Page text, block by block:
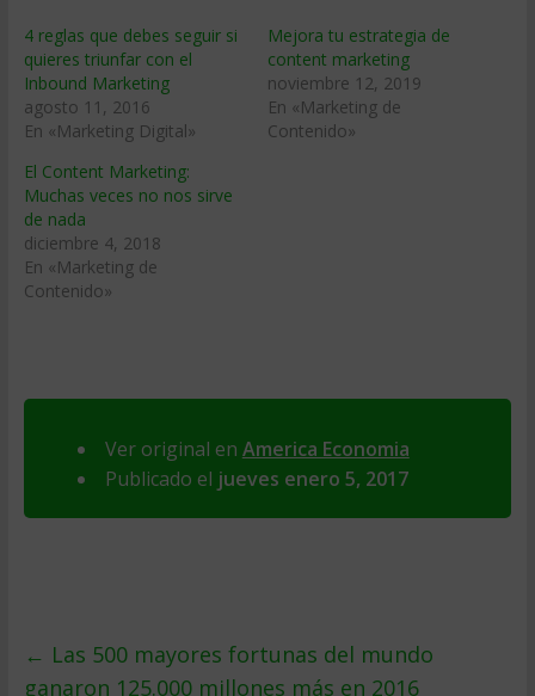
4 reglas que debes seguir si
quieres triunfar con el
Inbound Marketing
agosto 11, 2016
En «Marketing Digital»
Mejora tu estrategia de
content marketing
noviembre 12, 2019
En «Marketing de
Contenido»
El Content Marketing:
Muchas veces no nos sirve
de nada
diciembre 4, 2018
En «Marketing de
Contenido»
Ver original en America Economia
Publicado el jueves enero 5, 2017
← Las 500 mayores fortunas del mundo
ganaron 125.000 millones más en 2016